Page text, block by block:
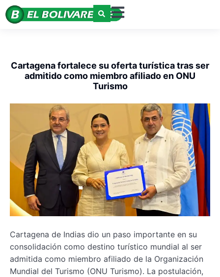
Cartagena fortalece su oferta turística tras ser
admitido como miembro afiliado en ONU
Turismo
Cartagena de Indias dio un paso importante en su
consolidación como destino turístico mundial al ser
admitida como miembro afiliado de la Organización
Mundial del Turismo (ONU Turismo). La postulación,